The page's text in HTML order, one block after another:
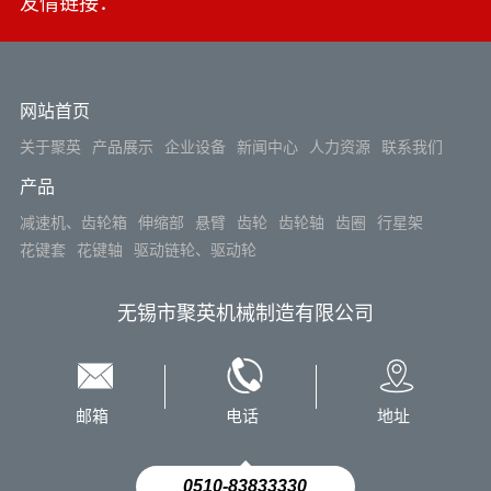
网站首页
关于聚英 产品展示 企业设备 新闻中心 人力资源 联系我们
产品
减速机、齿轮箱 伸缩部 悬臂 齿轮 齿轮轴 齿圈
行星架
花键套
花键轴 驱动链轮、驱动轮
无锡市聚英机械制造有限公司
邮箱 电话
0510-83833330
地址